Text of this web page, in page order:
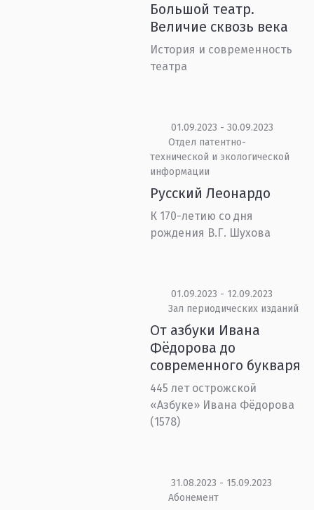
Большой театр.
Величие сквозь века
История и современность
театра
01.09.2023 - 30.09.2023
Отдел патентно-
технической и экологической
информации
Русский Леонардо
К 170-летию со дня
рождения В.Г. Шухова
01.09.2023 - 12.09.2023
Зал периодических изданий
От азбуки Ивана
Фёдорова до
современного букваря
445 лет острожской
«Азбуке» Ивана Фёдорова
(1578)
31.08.2023 - 15.09.2023
Абонемент